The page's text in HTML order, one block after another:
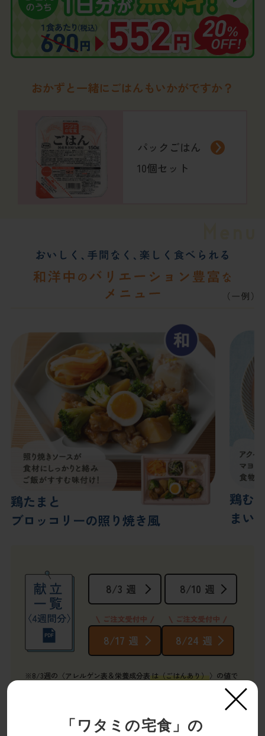
「ワタミの宅食」の
おかずと一緒にごはんもいかがですか？
パックごはん
10個セット
鶏たまと
ブロッコリーの照り焼き風
鶏む
まい
8/3 週 8/10 週
8/17 週 8/24 週
※8/3週の〈アレルゲン表＆栄養成分表 は（ごはんあり）
〉の値で